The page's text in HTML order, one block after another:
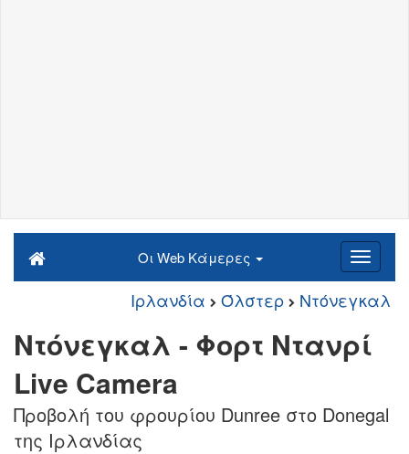
Οι Web Κάμερες
Ιρλανδία Όλστερ Ντόνεγκαλ
Ντόνεγκαλ - Φορτ Ντανρί
Live Camera
Προβολή του φρουρίου Dunree στο Donegal
της Ιρλανδίας